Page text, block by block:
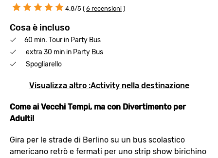
4.8/5 ( 6 recensioni )
Cosa è incluso
60 min. Tour in Party Bus
extra 30 min in Party Bus
Spogliarello
Visualizza altro :Activity nella destinazione
Come ai Vecchi Tempi, ma con Divertimento per
Adulti!
Gira per le strade di Berlino su un bus scolastico
americano retrò e fermati per uno strip show birichino